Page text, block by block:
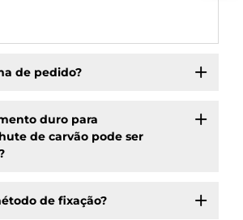
de pedido?
duro para
de carvão pode ser
de fixação?